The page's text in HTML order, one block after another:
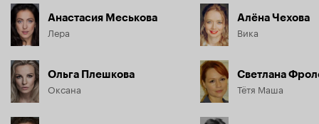
Анастасия Меськова
Лера
Ольга Плешкова
Оксана
Алёна Чехова
Вика
Светлана
Тётя Маша